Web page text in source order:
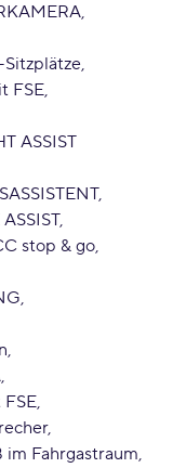
Sitzplätze
FSE
ASSIST
stop & go
im Fahrgastraum